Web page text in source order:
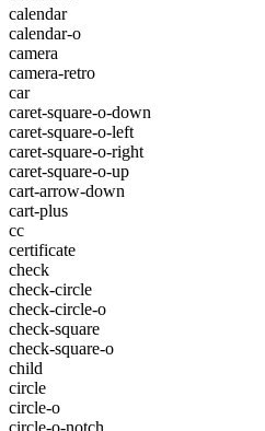
calendar
calendar-o
camera
camera-retro
car
caret-square-o-down
caret-square-o-left
caret-square-o-right
caret-square-o-up
cart-arrow-down
cart-plus
cc
certificate
check
check-circle
check-circle-o
check-square
check-square-o
child
circle
circle-o
circle-o-notch